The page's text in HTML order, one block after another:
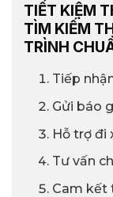
TIẾT KIỆM
TÌM KIẾM
TRÌNH
Tiếp
Gửi báo
Hỗ trợ đi
Tư vấn
Cam kết